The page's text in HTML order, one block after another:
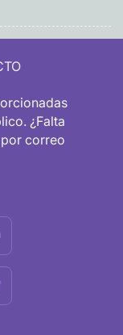
¿Falta
correo